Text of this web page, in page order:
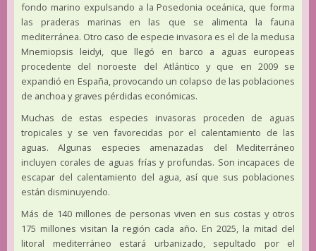
fondo marino expulsando a la Posedonia oceánica, que forma
las praderas marinas en las que se alimenta la fauna
mediterránea. Otro caso de especie invasora es el de la medusa
Mnemiopsis leidyi, que llegó en barco a aguas europeas
procedente del noroeste del Atlántico y que en 2009 se
expandió en España, provocando un colapso de las poblaciones
de anchoa y graves pérdidas económicas.
Muchas de estas especies invasoras proceden de aguas
tropicales y se ven favorecidas por el calentamiento de las
aguas. Algunas especies amenazadas del Mediterráneo
incluyen corales de aguas frías y profundas. Son incapaces de
escapar del calentamiento del agua, así que sus poblaciones
están disminuyendo.
Más de 140 millones de personas viven en sus costas y otros
175 millones visitan la región cada año. En 2025, la mitad del
litoral mediterráneo estará urbanizado, sepultado por el